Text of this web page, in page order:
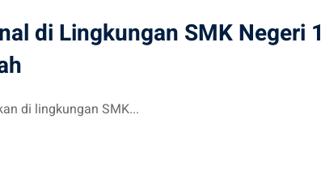
di Lingkungan SMK Negeri 1
di lingkungan SMK...